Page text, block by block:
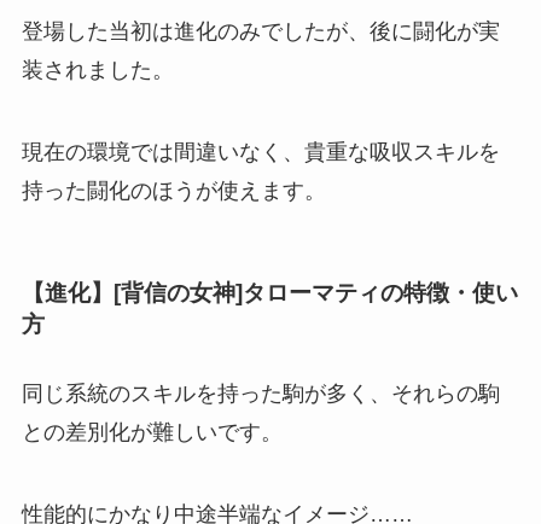
登場した当初は進化のみでしたが、後に闘化が実
装されました。
現在の環境では間違いなく、貴重な吸収スキルを
持った闘化のほうが使えます。
【進化】[背信の女神]タローマティの特徴・使い
方
同じ系統のスキルを持った駒が多く、それらの駒
との差別化が難しいです。
性能的にかなり中途半端なイメージ……